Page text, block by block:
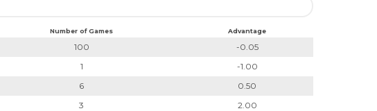
Number of Games Advantage
100
-0.05
1
-1.00
6
0.50
3
2.00